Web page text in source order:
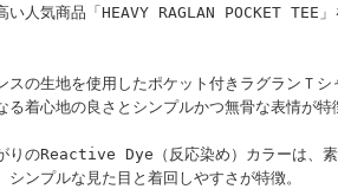
い人気商品「HEAVY RAGLAN POCKET TEE
の生地を使用したポケット付きラグランＴシ
る着心地の良さとシンプルかつ無骨な表情が特
りのReactive Dye（反応染め）カラーは、
ンプルな見た目と着回しやすさが特徴。